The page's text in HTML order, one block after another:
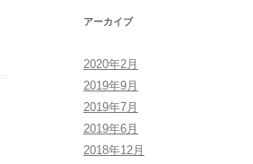
アーカイブ
2020年2月
2019年9月
2019年7月
2019年6月
2018年12月